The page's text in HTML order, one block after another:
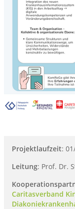
Projektlaufzeit:
Leitung: Prof. Dr.
Caritasverband